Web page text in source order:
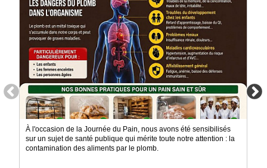
À l'occasion de la Journée du Pain, nous avons été sensibilisés
sur un sujet de santé publique qui mérite toute notre attention : la
contamination des aliments par le plomb.